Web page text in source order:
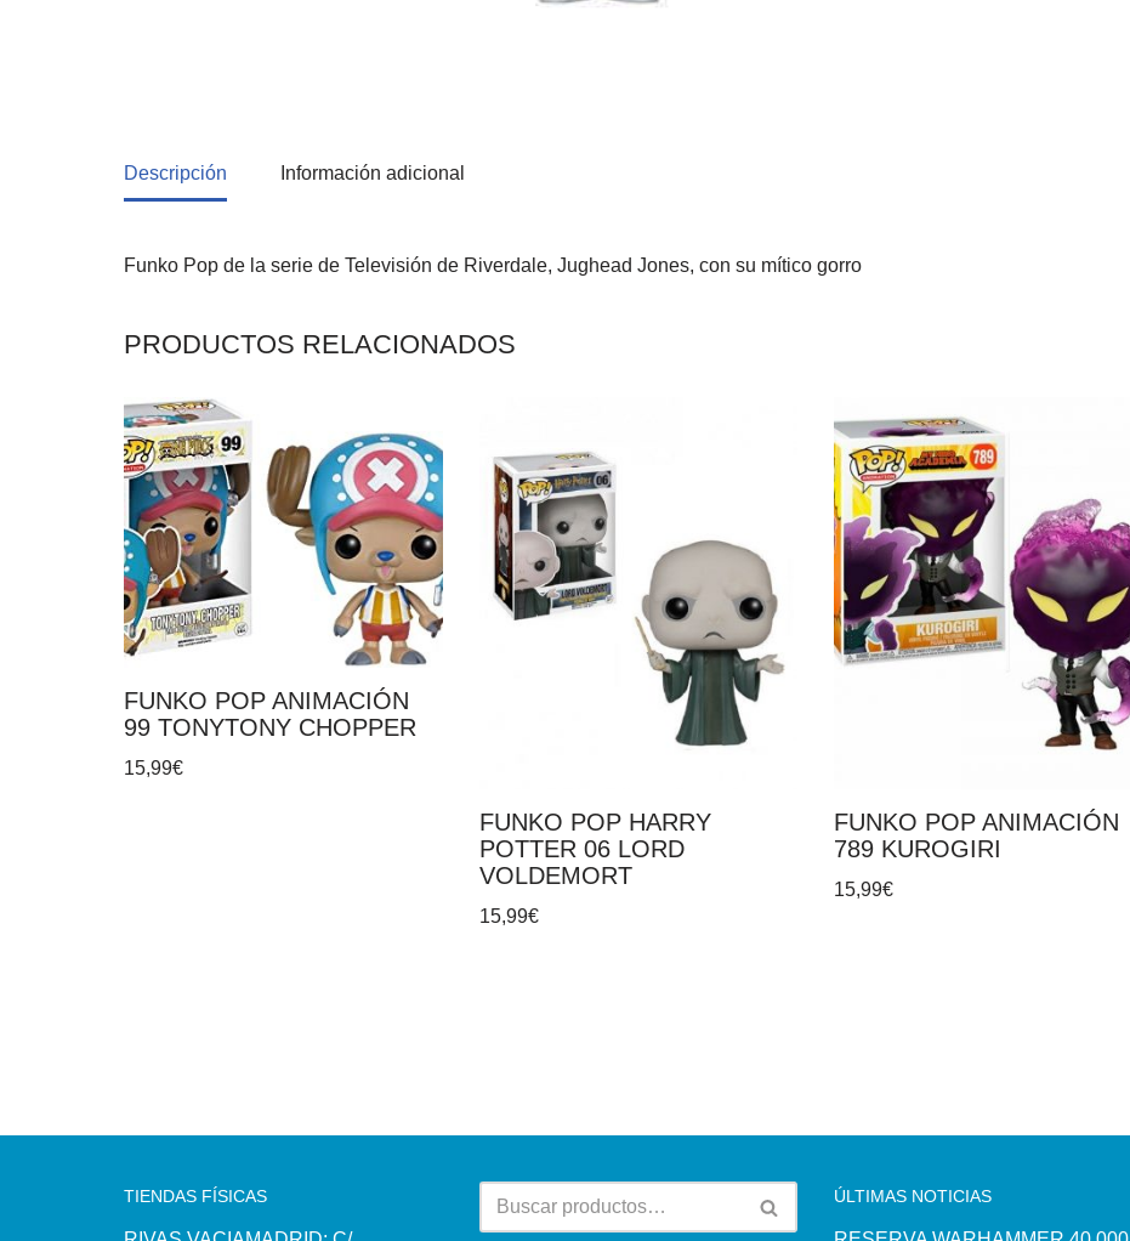
Descripción Información adicional
Funko Pop de la serie de Televisión de Riverdale, Jughead Jones, con su mítico gorro
PRODUCTOS RELACIONADOS
FUNKO POP ANIMACIÓN
99 TONYTONY CHOPPER
15,99€
FUNKO POP HARRY
POTTER 06 LORD
VOLDEMORT
15,99€
FUNKO POP ANIMACIÓN
789 KUROGIRI
15,99€
TIENDAS FÍSICAS ÚLTIMAS NOTICIAS